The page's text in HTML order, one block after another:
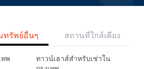
ทรัพย์อื่นๆ สถานที่ใกล้เคียง
ทพ
ทาวน์เฮาส์สำหรับเช่าใน